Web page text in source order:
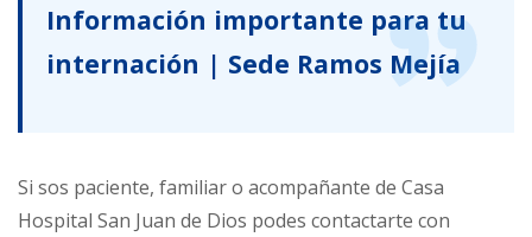
Información importante para tu
internación | Sede Ramos Mejía
Si sos paciente, familiar o acompañante de Casa
Hospital San Juan de Dios podes contactarte con